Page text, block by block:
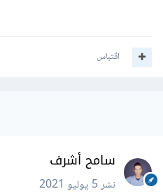
اقتباس
سامح أشرف
نشر5 يوليو 2021